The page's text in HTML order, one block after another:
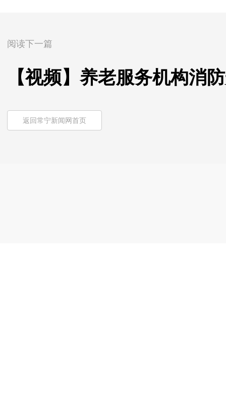
阅读下一篇
【视频】养老服务机构消
返回常宁新闻网首页